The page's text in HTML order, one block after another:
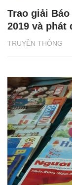
TRUYỀN THÔNG
Trao giải
2019 và phát